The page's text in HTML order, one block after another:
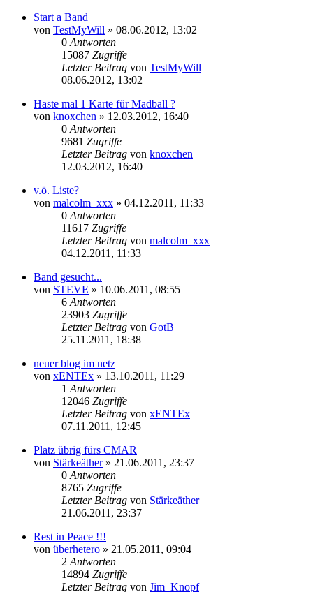
Start a Band
von TestMyWill » 08.06.2012, 13:02
0 Antworten
15087 Zugriffe
Letzter Beitrag von TestMyWill
08.06.2012, 13:02
Haste mal 1 Karte für Madball ?
von knoxchen » 12.03.2012, 16:40
0 Antworten
9681 Zugriffe
Letzter Beitrag von knoxchen
12.03.2012, 16:40
v.ö. Liste?
von malcolm_xxx » 04.12.2011, 11:33
0 Antworten
11617 Zugriffe
Letzter Beitrag von malcolm_xxx
04.12.2011, 11:33
Band gesucht...
von STEVE » 10.06.2011, 08:55
6 Antworten
23903 Zugriffe
Letzter Beitrag von GotB
25.11.2011, 18:38
neuer blog im netz
von xENTEx » 13.10.2011, 11:29
1 Antworten
12046 Zugriffe
Letzter Beitrag von xENTEx
07.11.2011, 12:45
Platz übrig fürs CMAR
von Stärkeäther» 21.06.2011, 23:37
0 Antworten
8765 Zugriffe
Letzter Beitrag von Stärkeäther
21.06.2011, 23:37
Rest in Peace !!!
von überhetero » 21.05.2011, 09:04
2 Antworten
14894 Zugriffe
Letzter Beitrag von Jim_Knopf